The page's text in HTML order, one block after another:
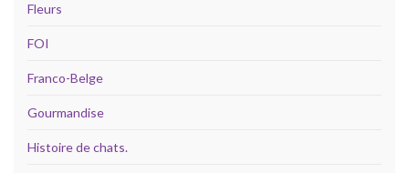
Fleurs
FOI
Franco-Belge
Gourmandise
Histoire de chats.